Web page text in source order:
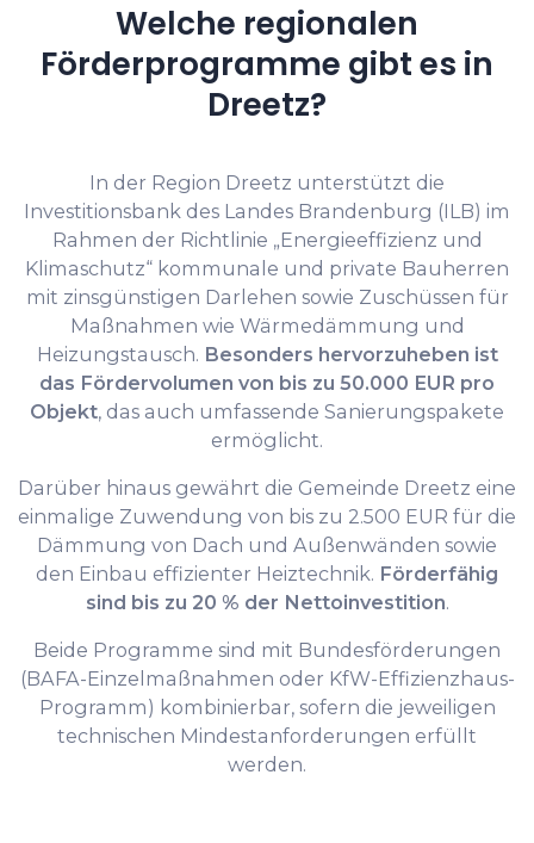
Welche regionalen
Förderprogramme gibt es in
Dreetz?
In der Region Dreetz unterstützt die
Investitionsbank des Landes Brandenburg (ILB) im
Rahmen der Richtlinie „Energieeffizienz und
Klimaschutz“ kommunale und private Bauherren
mit zinsgünstigen Darlehen sowie Zuschüssen für
Maßnahmen wie Wärme­dämmung und
Heizungstausch. Besonders hervorzuheben ist
das Fördervolumen von bis zu 50.000 EUR pro
Objekt, das auch umfassende Sanierungspakete
ermöglicht.
Darüber hinaus gewährt die Gemeinde Dreetz eine
einmalige Zuwendung von bis zu 2.500 EUR für die
Dämmung von Dach und Außenwänden sowie
den Einbau effizienter Heiztechnik. Förderfähig
sind bis zu 20 % der Nettoinvestition.
Beide Programme sind mit Bundesförderungen
(BAFA-Einzelmaßnahmen oder KfW-Effizienzhaus-
Programm) kombinierbar, sofern die jeweiligen
technischen Mindestanforderungen erfüllt
werden.